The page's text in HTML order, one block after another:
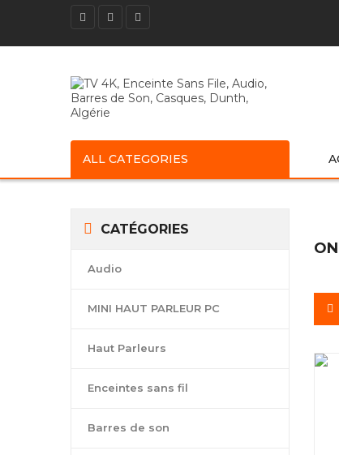
ALL CATEGORIES
CATÉGORIES
Audio
MINI HAUT PARLEUR PC
Haut Parleurs
Enceintes sans fil
Barres de son